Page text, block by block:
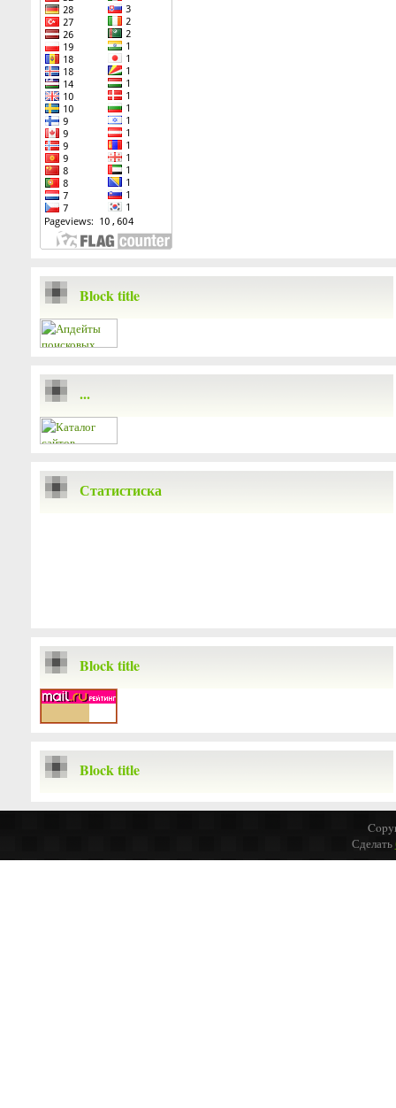
Block title
...
Статистиска
Block title
Block title
Сделать